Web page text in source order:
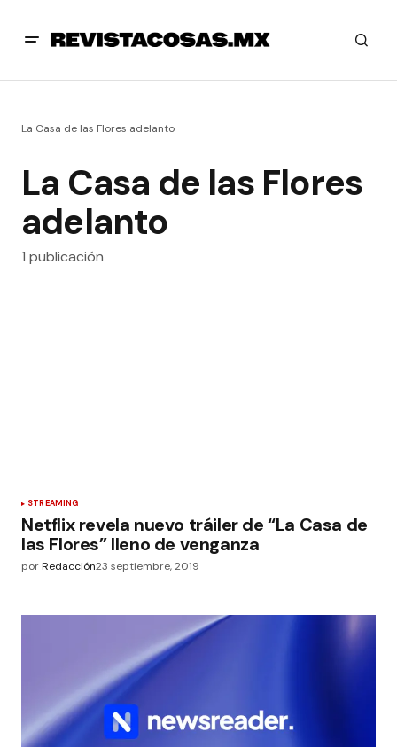
La Casa de las Flores adelanto
La Casa de las Flores
adelanto
1 publicación
STREAMING
Netflix revela nuevo tráiler de “La Casa de
las Flores” lleno de venganza
porRedacción23 septiembre, 2019